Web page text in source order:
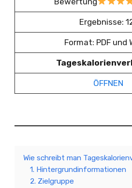
Ergebnisse:
Format: PDF und
ÖFFNEN
Wie schreibt man
1. Hintergrundinformationen
2. Zielgruppe